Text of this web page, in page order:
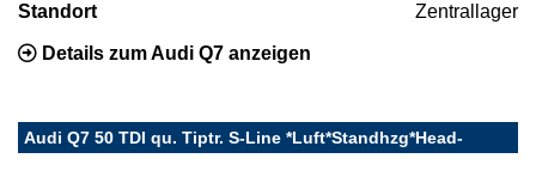
Standort Zentrallager
Details zum Audi Q7 anzeigen
Audi Q7 50 TDI qu. Tiptr. S-Line *Luft*Standhzg*Head-